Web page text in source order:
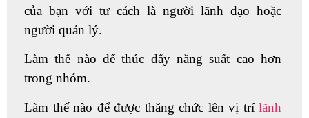
của bạn với tư cách là người lãnh đạo hoặc
người quản lý.
Làm thế nào để thúc đẩy năng suất cao hơn
trong nhóm.
Làm thế nào để được thăng chức lên vị trí lãnh